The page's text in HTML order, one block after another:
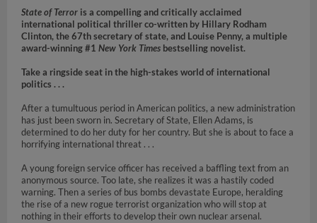
State of Terror is a compelling and critically acclaimed
international political thriller co-written by Hillary Rodham
Clinton, the 67th secretary of state, and Louise Penny, a multiple
award-winning #1 New York Times bestselling novelist.
Take a ringside seat in the high-stakes world of international
politics . . .
After a tumultuous period in American politics, a new administration
has just been sworn in. Secretary of State, Ellen Adams, is
determined to do her duty for her country. But she is about to face a
horrifying international threat . . .
A young foreign service officer has received a baffling text from an
anonymous source. Too late, she realizes it was a hastily coded
warning. Then a series of bus bombs devastate Europe, heralding
the rise of a new rogue terrorist organization who will stop at
nothing in their efforts to develop their own nuclear arsenal.